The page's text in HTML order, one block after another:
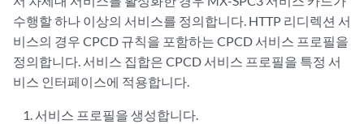
수행할 하나 이상의 서비스를 정의합니다. HTTP 리디렉션 서
비스의 경우 CPCD 규칙을 포함하는 CPCD 서비스 프로필을
정의합니다. 서비스 집합은 CPCD 서비스 프로필을 특정 서
비스 인터페이스에 적용합니다.
서비스 프로필을 생성합니다.